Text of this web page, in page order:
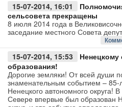
Бизнес
Общество
Культура
Медиа
15-07-2014, 16:01
сельсовета прекращены
8 июля 2014 года в
заседание местного Совета
15-07-2014, 15:53
Ненецкому
образования!
Дорогие земляки! От всей души
знаменательным событием – 85-
Ненецкого автономного округа!
Севере впервые был образован